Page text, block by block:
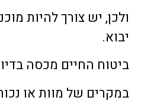
ולכן, יש צורך להיות
יבוא.
ביטוח החיים מכסה
במקרים של מוות או